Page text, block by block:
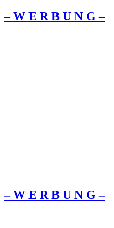
– W Ε R Β U Ν G –
– W Ε R Β U Ν G –